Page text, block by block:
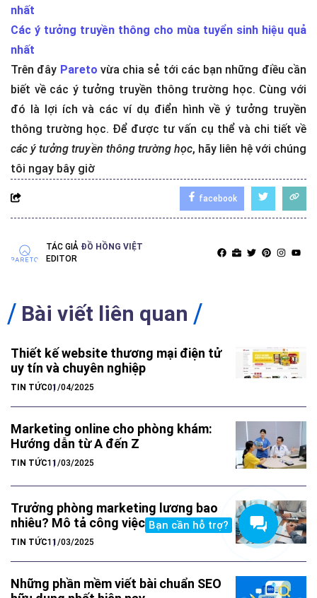
nhất
Các ý tưởng truyền thông cho mùa tuyển sinh hiệu quả
nhất
Trên đây Pareto vừa chia sẻ tới các bạn những điều cần
biết về các ý tưởng truyền thông trường học. Cùng với
đó là lợi ích và các ví dụ điển hình về ý tưởng truyền
thông trường học. Để được tư vấn cụ thể và chi tiết về
các ý tưởng truyền thông trường học, hãy liên hệ với chúng
tôi ngay bây giờ
facebook
TÁC GIẢ ĐỒ HỒNG VIỆT
EDITOR
Bài viết liên quan
Thiết kế website thương mại điện tử
uy tín và chuyên nghiệp
TIN TỨC01/04/2025
Marketing online cho phòng khám:
Hướng dẫn từ A đến Z
TIN TỨC11/03/2025
Trưởng phòng marketing lương bao
nhiêu? Mô tả công việc
TIN TỨC11/03/2025
Những phần mềm viết bài chuẩn SEO
Bạn cần hỗ trợ?